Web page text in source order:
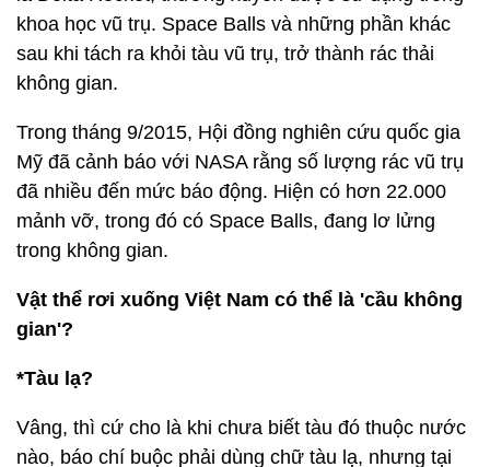
khoa học vũ trụ. Space Balls và những phần khác
sau khi tách ra khỏi tàu vũ trụ, trở thành rác thải
không gian.
Trong tháng 9/2015, Hội đồng nghiên cứu quốc gia
Mỹ đã cảnh báo với NASA rằng số lượng rác vũ trụ
đã nhiều đến mức báo động. Hiện có hơn 22.000
mảnh vỡ, trong đó có Space Balls, đang lơ lửng
trong không gian.
Vật thể rơi xuống Việt Nam có thể là 'cầu không
gian'?
*Tàu lạ?
Vâng, thì cứ cho là khi chưa biết tàu đó thuộc nước
nào, báo chí buộc phải dùng chữ tàu lạ, nhưng tại